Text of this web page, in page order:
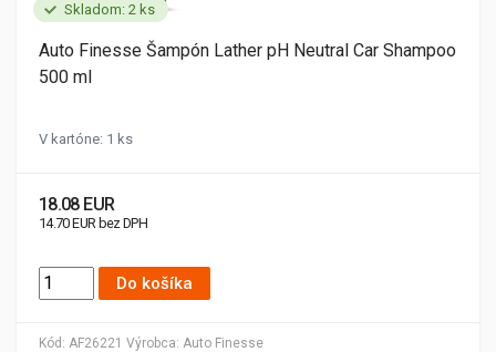
Skladom: 2 ks
Kód: AF26221 Výrobca: Auto Finesse
Auto Finesse Šampón Lather pH Neutral Car Shampoo
500 ml
V kartóne: 1 ks
18.08 EUR
14.70 EUR bez DPH
Do košíka